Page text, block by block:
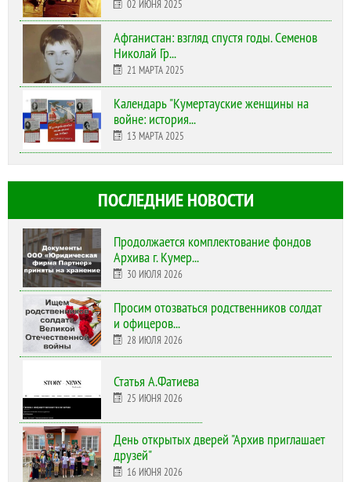
02 ИЮНЯ 2025
Афганистан: взгляд спустя годы. Семенов
Николай Гр...
21 МАРТА 2025
Календарь "Кумертауские женщины на
войне: история...
13 МАРТА 2025
ПОСЛЕДНИЕ НОВОСТИ
Продолжается комплектование фондов
Архива г. Кумер...
30 ИЮЛЯ 2026
Просим отозваться родственников солдат
и офицеров...
28 ИЮЛЯ 2026
Статья А.Фатиева
25 ИЮНЯ 2026
День открытых дверей "Архив приглашает
друзей"
16 ИЮНЯ 2026